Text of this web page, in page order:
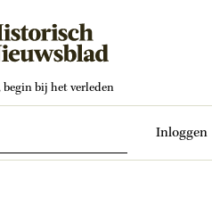
bij het verleden
Inloggen